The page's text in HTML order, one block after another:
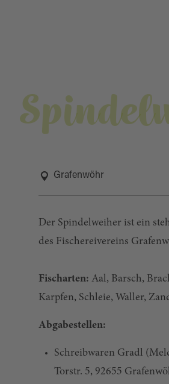
Grafenwöhr
Der Spindelweiher ist ein
des Fischereivereins
Fischarten: Aal, Barsch,
Karpfen, Schleie, Waller,
Abgabestellen:
Schreibwaren Gradl
Torstr. 5, 92655